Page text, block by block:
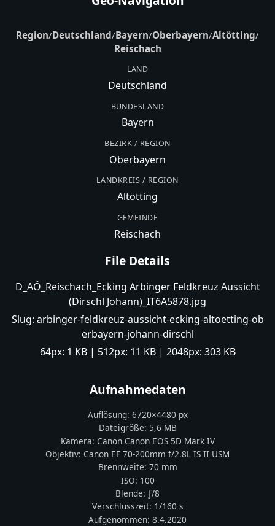
Region/Deutschland/Bayern/Oberbayern/Altötting/
Reischach
LAND
Deutschland
BUNDESLAND
Bayern
BEZIRK / REGION
Oberbayern
LANDKREIS / REGION
Altötting
GEMEINDE
Reischach
File Details
D_AÖ_Reischach_Ecking Arbinger Feldkreuz Aussicht
(Dirschl Johann)_IT6A5878.jpg
Slug: arbinger-feldkreuz-aussicht-ecking-altoetting-ob
erbayern-johann-dirschl
64px: 1 KB| 512px: 11 KB| 2048px: 303 KB
Aufnahmedaten
Auflösung: 6720×4480 px
Dateigröße: 5,6 MB
Kamera: CanonCanon EOS 5D Mark IV
Objektiv: Canon EF 70-200mm f/2.8L IS II USM
Brennweite: 70 mm
ISO: 100
Blende: ƒ/8
Verschlusszeit: 1/160 s
Aufgenommen: 8.4.2020